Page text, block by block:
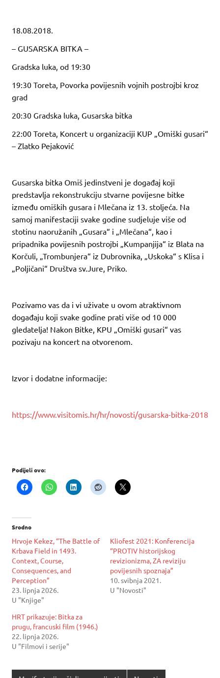
18.08.2018.
– GUSARSKA BITKA –
Gradska luka, od 19:30
19:30 Toreta, Povorka povijesnih vojnih postrojbi kroz
grad
20:30 Gradska luka, Gusarska bitka
22:00 Toreta, Koncert u organizaciji KUP „Omiški gusari“
– Zlatko Pejaković
Gusarska bitka Omiš jedinstveni je događaj koji
predstavlja rekonstrukciju stvarne povijesne bitke
između omiških gusara i Mlečana iz 13. stoljeća. Na
samoj manifestaciji svake godine sudjeluje više od
stotinu naoružanih „Gusara“ i „Mlečana“, kao i
pripadnika povijesnih postrojbi „Kumpanjija“ iz Blata na
Korčuli, „Trombunjera“ iz Dubrovnika, „Uskoka“ s Klisa i
„Poljičani“ Društva sv.Jure, Priko.
Pozivamo vas da i vi uživate u ovom atraktivnom
događaju koji svake godine prati više od 10 000
gledatelja! Nakon Bitke, KPU „Omiški gusari“ vas
pozivaju na koncert na otvorenom.
Izvor i dodatne informacije:
https://www.visitomis.hr/hr/novosti/gusarska-bitka-2018
Podijeli ovo:
Srodno
Hrvoje Kekez, “The Battle of
Krbava Field in 1493.
Context, Course,
Consequences, and
Perception”
23. lipnja 2026.
U "Knjige"
Kliofest 2021: Konferencija
“PROTIV historijskog
revizionizma, ZA reviziju
povijesnih spoznaja”
10. svibnja 2021.
U "Novosti"
HRT prikazuje: Bitka za
prugu, francuski film (1946.)
22. lipnja 2026.
U "Filmovi i serije"